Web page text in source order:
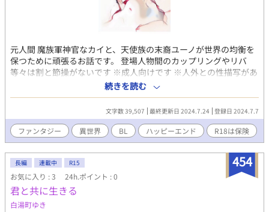
元人間 魔族軍神官なカイと、天使族の末裔ユーノが世界の均衡を
保つために頑張るお話です。 登場人物間のカップリングやリバ
等々は割と節操がないです ※成人向けです ※人外との性描写があ
ります ※未成年飲酒、喫煙の表現があります ※虐待、暴力、精神
遅延、心身の病を示唆する内容が含まれますのでご自衛下さい ※
基本はFujossyさんにて同名で投稿しているものと変わりません
が、再投稿にあたり、若干加筆修正しています 一部設定をにゃん
まるさんのお宅からお借りする予定です。 ▼にゃん丸さん宅はこ
ちら https://fujossy.jp/users/nyankomarumaru/mine
続きを読む
文字数 39,507 最終更新日 2024.7.24 登録日 2024.7.7
ファンタジー 異世界 BL ハッピーエンド R18は保険
454
長編 連載中 R15
お気に入り : 3 24h.ポイント : 0
君と共に生きる
白湯町ゆき